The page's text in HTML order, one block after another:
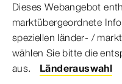
Dieses Webangebot
marktübergeordnete
speziellen länder- /
wählen Sie bitte die
aus.
Länderauswahl
Musée des